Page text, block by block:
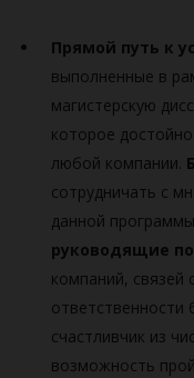
Прямой путь к
выполненные в
магистерскую
которое
любой компании.
сотрудничать с
данной
руководящие
компаний,
счастливчик из
возможность